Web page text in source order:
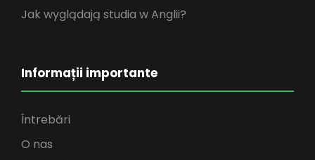
Jak wyglądają studia w Anglii?
Informații importante
Întrebări
O nas